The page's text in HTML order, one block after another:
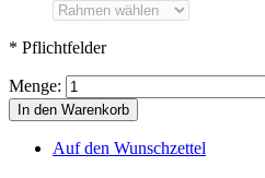
* Pflichtfelder
Menge:
In den Warenkorb
Auf den Wunschzettel